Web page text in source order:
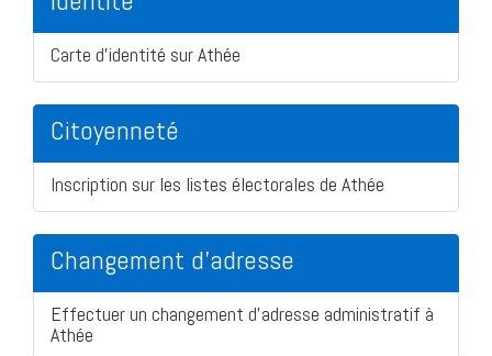
Carte d'identité sur Athée
Citoyenneté
Inscription sur les listes électorales de Athée
Changement d'adresse
Effectuer un changement d'adresse administratif à
Athée